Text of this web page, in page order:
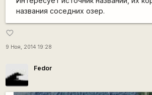
названия соседних озер.
favorite_border
9 Ноя, 2014 19:28
Fedor